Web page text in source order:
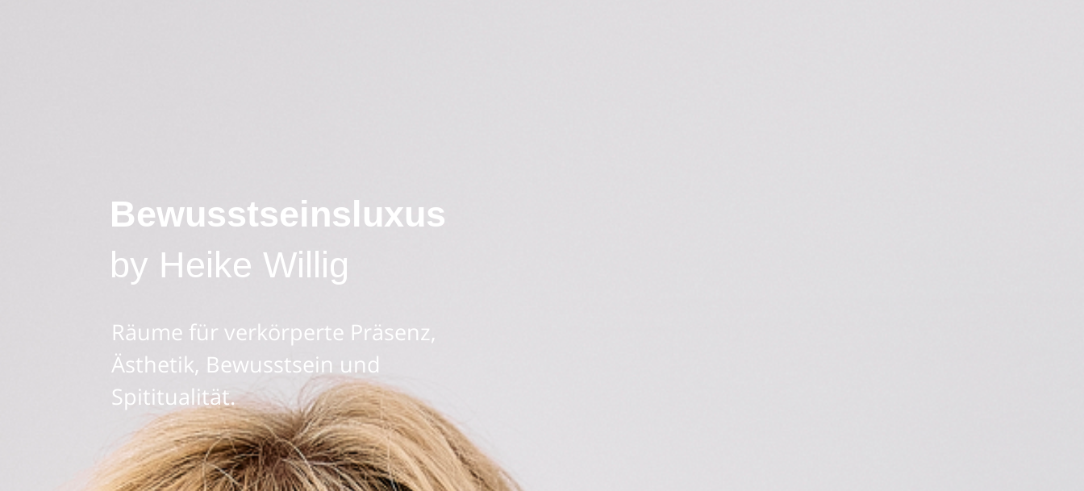
Bewusstseinsluxus
by Heike Willig
Räume für verkörperte Präsenz,
Ästhetik, Bewusstsein und
Spititualität.